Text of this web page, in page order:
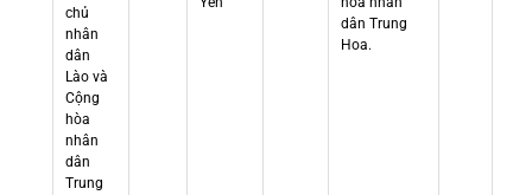
chủ
nhân
dân
Lào và
Cộng
hòa
nhân
dân
Trung
dân Trung
Hoa.